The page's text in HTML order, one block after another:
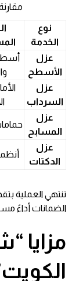
نوع
الخدمة
عزل
الأسطح
عزل
السرداب
عزل
المسابح
عزل
الدكتات
تنتهي العملية
الضمانات أداءً
مزايا